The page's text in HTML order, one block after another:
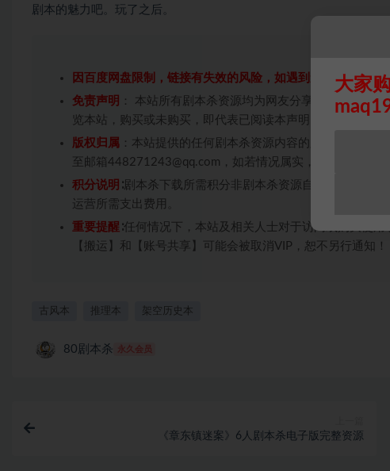
剧本的魅力吧。玩了之后。
因百度网盘限制，链接有失效的风险，如遇到无效链接请
免责声明 ： 本站所有剧本杀资源均为网友分享投稿+个人整
览本站，购买或未购买，即代表已阅读本声明，理解并同意
版权归属 ：本站提供的任何剧本杀资源内容的版权均属于机
至邮箱448271243@qq.com，如若情况属实，我们将会在
积分说明 ∶剧本杀下载所需积分非剧本杀资源自身价值，本
运营所需支出费用。
重要提醒 ∶任何情况下，本站及相关人士对于访问或购买使
【搬运】和【账号共享】可能会被取消VIP，恕不另行通知！
古风本 推理本 架空历史本
80剧本杀 永久会员
《章东镇迷案》6人剧本杀电子版完整资源
大家